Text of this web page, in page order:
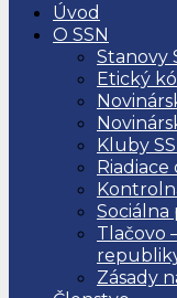
Úvod
O SSN
Stanovy
Etický
Kluby
Riadiace
Sociálna
Tlačovo
Zásady